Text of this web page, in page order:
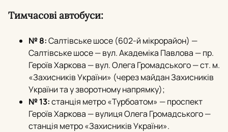
Тимчасові автобуси:
№ 8:Салтівське шосе (602-й мікрорайон) —
Салтівське шосе — вул.Академіка Павлова — пр.
Героїв Харкова — вул.Олега Громадського — ст. м.
«Захисників України» (через майдан Захисників
України та у зворотному напрямку);
№ 13:станція метро «Турбоатом» — проспект
Героїв Харкова — вулиця Олега Громадського —
станція метро «Захисників України».